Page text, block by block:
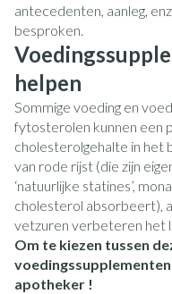
antecedenten, aanleg,
besproken.
helpen
Sommige voeding en
fytosterolen kunnen een
cholesterolgehalte in het
van rode rijst (die zijn
‘natuurlijke statines’,
cholesterol absorbeert),
vetzuren verbeteren het
Om te kiezen tussen
apotheker !